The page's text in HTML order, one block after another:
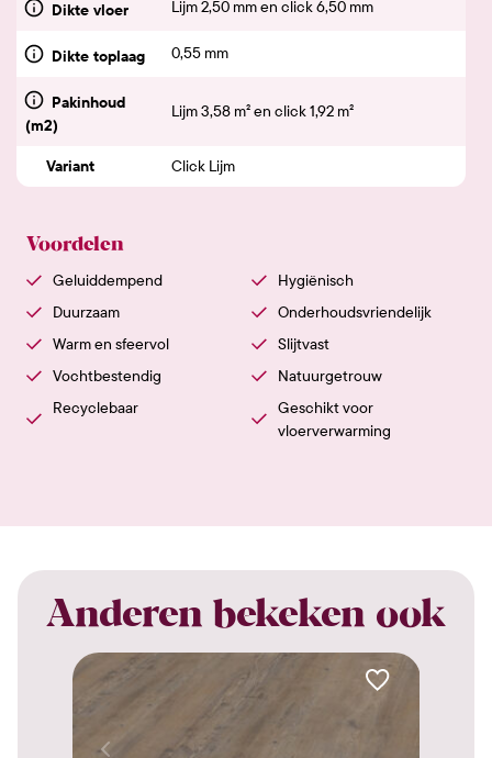
Dikte vloer Lijm 2,50 mm en click 6,50 mm
Dikte toplaag 0,55 mm
Pakinhoud
(m2)
Lijm 3,58 m² en click 1,92 m²
Variant Click Lijm
Voordelen
Geluiddempend
Hygiënisch
Duurzaam
Onderhoudsvriendelijk
Warm en sfeervol
Slijtvast
Vochtbestendig
Natuurgetrouw
Recyclebaar
Geschikt voor
vloerverwarming
Anderen bekeken ook